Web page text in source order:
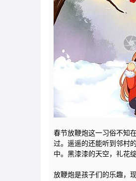
春节放鞭炮这一习俗不知
过。遥遥的还能听到邻村
中。黑漆漆的天空，礼花
放鞭炮是孩子们的乐趣，